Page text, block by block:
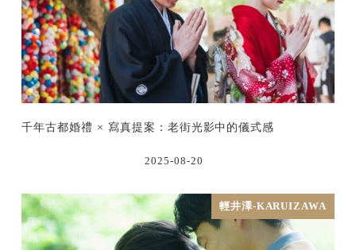
千年古都婚禮 × 寫真提案：老街光影中的儀式感
2025-08-20
輕井澤-KARUIZAWA